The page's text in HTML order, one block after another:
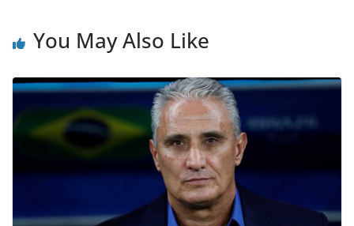
You May Also Like